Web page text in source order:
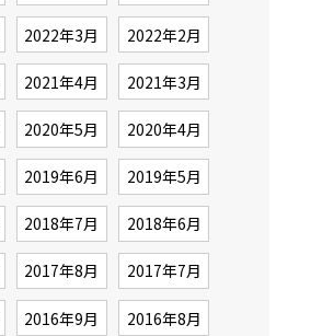
2022年3月 2022年2月
2021年4月 2021年3月
2020年5月 2020年4月
2019年6月 2019年5月
2018年7月 2018年6月
2017年8月 2017年7月
2016年9月 2016年8月